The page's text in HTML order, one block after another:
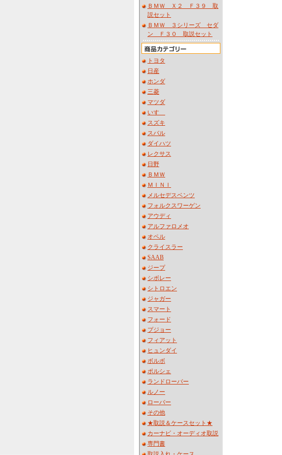
ＢＭＷ Ｘ２ Ｆ３９ 取
説セット
ＢＭＷ ３シリーズ セダ
ン Ｆ３０ 取説セット
トヨタ
日産
ホンダ
三菱
マツダ
いすゞ
スズキ
スバル
ダイハツ
レクサス
日野
ＢＭＷ
ＭＩＮＩ
メルセデスベンツ
フォルクスワーゲン
アウディ
アルファロメオ
オペル
クライスラー
SAAB
ジープ
シボレー
シトロエン
ジャガー
スマート
フォード
プジョー
フィアット
ヒュンダイ
ボルボ
ポルシェ
ランドローバー
ルノー
ローバー
その他
★取説＆ケースセット★
カーナビ・オーディオ取説
専門書